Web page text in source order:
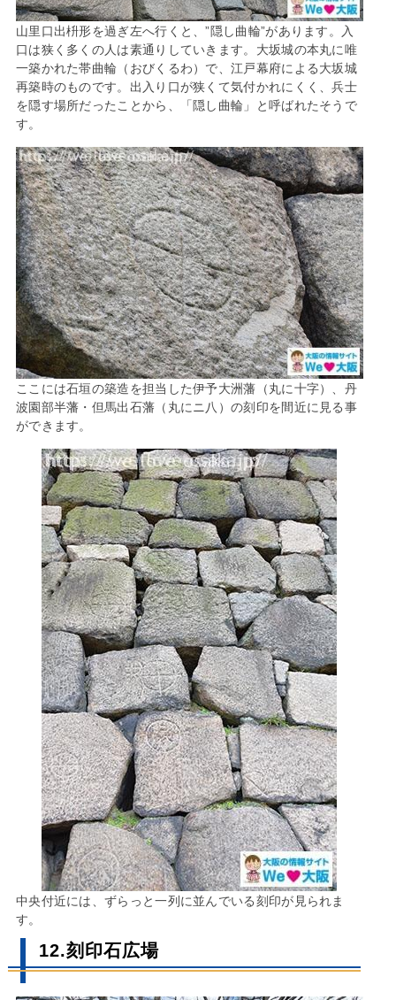
山里口出枡形を過ぎ左へ行くと、”隠し曲輪”があります。入
口は狭く多くの人は素通りしていきます。大坂城の本丸に唯
一築かれた帯曲輪（おびくるわ）で、江戸幕府による大坂城
再築時のものです。出入り口が狭くて気付かれにくく、兵士
を隠す場所だったことから、「隠し曲輪」と呼ばれたそうで
す。
ここには石垣の築造を担当した伊予大洲藩（丸に十字）、丹
波園部半藩・但馬出石藩（丸にニ八）の刻印を間近に見る事
ができます。
中央付近には、ずらっと一列に並んでいる刻印が見られま
す。
12.刻印石広場